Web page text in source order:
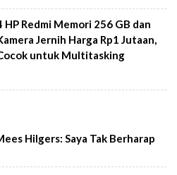
HP Redmi Memori 256 GB dan
Jernih Harga Rp1 Jutaan,
untuk Multitasking
Hilgers: Saya Tak Berharap